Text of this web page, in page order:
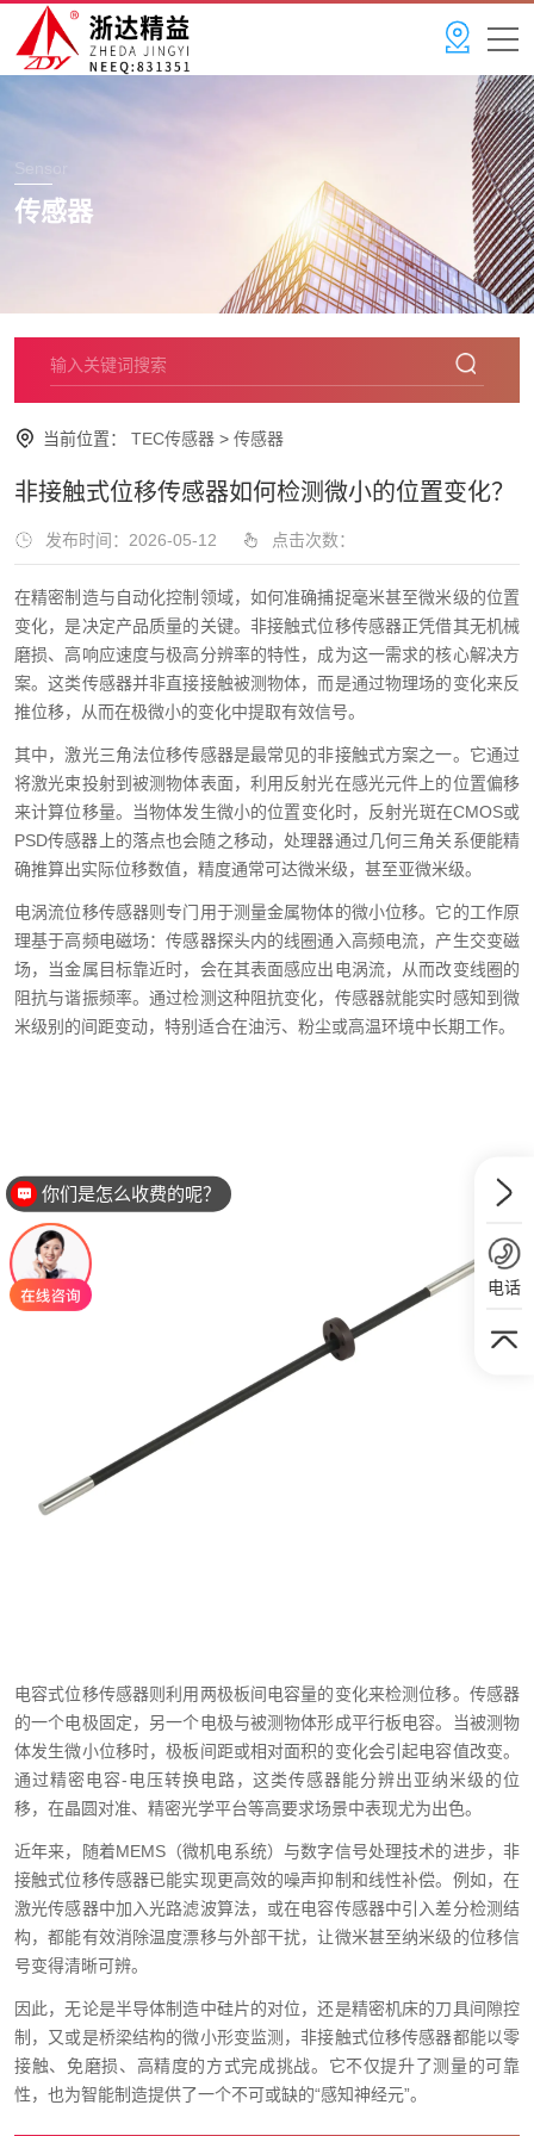
Sensor
传感器
当前位置： TEC传感器 > 传感器
非接触式位移传感器如何检测微小的位置变化？
发布时间：2026-05-12 点击次数：
在精密制造与自动化控制领域，如何准确捕捉毫米甚至微米级的位置
变化，是决定产品质量的关键。非接触式位移传感器正凭借其无机械
磨损、高响应速度与极高分辨率的特性，成为这一需求的核心解决方
案。这类传感器并非直接接触被测物体，而是通过物理场的变化来反
推位移，从而在极微小的变化中提取有效信号。
其中，激光三角法位移传感器是最常见的非接触式方案之一。它通过
将激光束投射到被测物体表面，利用反射光在感光元件上的位置偏移
来计算位移量。当物体发生微小的位置变化时，反射光斑在CMOS或
PSD传感器上的落点也会随之移动，处理器通过几何三角关系便能精
确推算出实际位移数值，精度通常可达微米级，甚至亚微米级。
电涡流位移传感器则专门用于测量金属物体的微小位移。它的工作原
理基于高频电磁场：传感器探头内的线圈通入高频电流，产生交变磁
场，当金属目标靠近时，会在其表面感应出电涡流，从而改变线圈的
阻抗与谐振频率。通过检测这种阻抗变化，传感器就能实时感知到微
米级别的间距变动，特别适合在油污、粉尘或高温环境中长期工作。
电容式位移传感器则利用两极板间电容量的变化来检测位移。传感器
的一个电极固定，另一个电极与被测物体形成平行板电容。当被测物
体发生微小位移时，极板间距或相对面积的变化会引起电容值改变。
通过精密电容-电压转换电路，这类传感器能分辨出亚纳米级的位
移，在晶圆对准、精密光学平台等高要求场景中表现尤为出色。
近年来，随着MEMS（微机电系统）与数字信号处理技术的进步，非
接触式位移传感器已能实现更高效的噪声抑制和线性补偿。例如，在
激光传感器中加入光路滤波算法，或在电容传感器中引入差分检测结
构，都能有效消除温度漂移与外部干扰，让微米甚至纳米级的位移信
号变得清晰可辨。
因此，无论是半导体制造中硅片的对位，还是精密机床的刀具间隙控
制，又或是桥梁结构的微小形变监测，非接触式位移传感器都能以零
接触、免磨损、高精度的方式完成挑战。它不仅提升了测量的可靠
性，也为智能制造提供了一个不可或缺的“感知神经元”。
电话
你们是怎么收费的呢？